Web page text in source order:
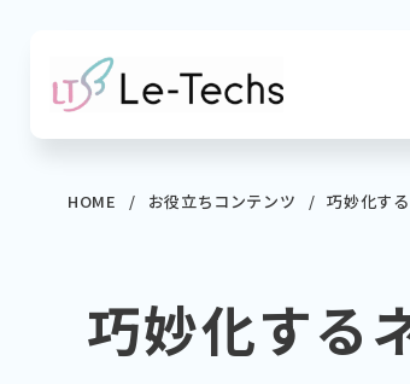
HOME お役立ちコンテンツ 巧妙化す
巧妙化する